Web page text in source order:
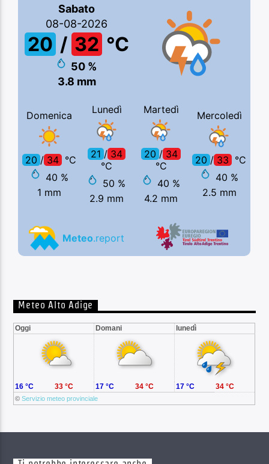
Meteo Alto Adige
Oggi Domani lunedì
©Servizio meteo provinciale
16 °C 33 °C 17 °C 34 °C 17 °C 34 °C